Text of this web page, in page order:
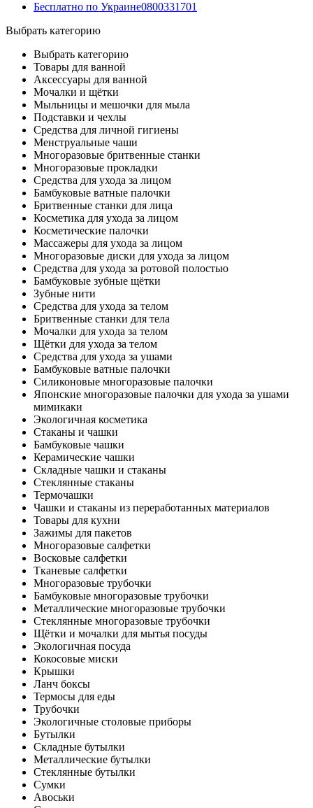
Бесплатно по Украине0800331701
Выбрать категорию
Выбрать категорию
Товары для ванной
Аксессуары для ванной
Мочалки и щётки
Мыльницы и мешочки для мыла
Подставки и чехлы
Средства для личной гигиены
Менструальные чаши
Многоразовые бритвенные станки
Многоразовые прокладки
Средства для ухода за лицом
Бамбуковые ватные палочки
Бритвенные станки для лица
Косметика для ухода за лицом
Косметические палочки
Массажеры для ухода за лицом
Многоразовые диски для ухода за лицом
Средства для ухода за ротовой полостью
Бамбуковые зубные щётки
Зубные нити
Средства для ухода за телом
Бритвенные станки для тела
Мочалки для ухода за телом
Щётки для ухода за телом
Средства для ухода за ушами
Бамбуковые ватные палочки
Силиконовые многоразовые палочки
Японские многоразовые палочки для ухода за ушами
мимикаки
Экологичная косметика
Стаканы и чашки
Бамбуковые чашки
Керамические чашки
Складные чашки и стаканы
Стеклянные стаканы
Термочашки
Чашки и стаканы из переработанных материалов
Товары для кухни
Зажимы для пакетов
Многоразовые салфетки
Восковые салфетки
Тканевые салфетки
Многоразовые трубочки
Бамбуковые многоразовые трубочки
Металлические многоразовые трубочки
Стеклянные многоразовые трубочки
Щётки и мочалки для мытья посуды
Экологичная посуда
Кокосовые миски
Крышки
Ланч боксы
Термосы для еды
Трубочки
Экологичные столовые приборы
Бутылки
Складные бутылки
Металлические бутылки
Стеклянные бутылки
Сумки
Авоськи